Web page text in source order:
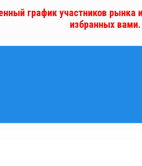
график участников
избранных вами.